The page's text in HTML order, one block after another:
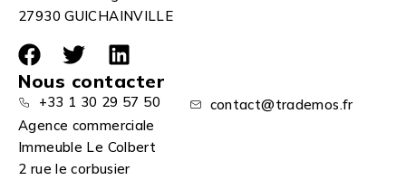
27930 GUICHAINVILLE
Nous contacter
+33 1 30 29 57 50
contact@trademos.fr
Agence commerciale
Immeuble Le Colbert
2 rue le corbusier